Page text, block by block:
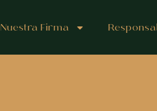
Nuestra Firma